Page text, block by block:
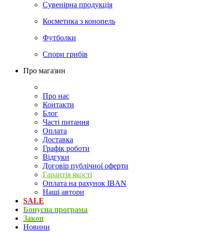
Сувенірна продукція
Косметика з конопель
Футболки
Спори грибів
Про магазин
Про нас
Контакти
Блог
Часті питання
Оплата
Доставка
Графік роботи
Відгуки
Договір публічної оферти
Гарантія якості
Оплата на рахунок IBAN
Наші автори
SALE
Бонусна програма
Закон
Новини